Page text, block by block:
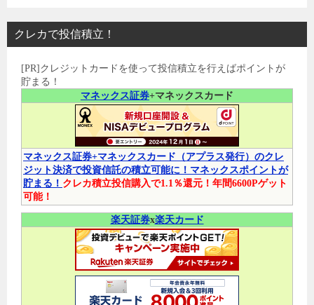
クレカで投信積立！
[PR]クレジットカードを使って投信積立を行えばポイントが
貯まる！
マネックス証券+マネックスカード
マネックス証券+マネックスカード（アプラス発行）のクレ
ジット決済で投資信託の積立可能に！マネックスポイントが
貯まる！ クレカ積立投信購入で1.1％還元！年間6600Pゲット
可能！
楽天証券x楽天カード